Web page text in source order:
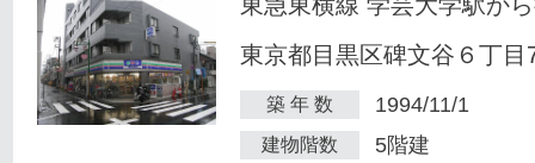
東京都目黒区碑文谷６丁目
築 年 数 1994/11/1
建物階数 5階建